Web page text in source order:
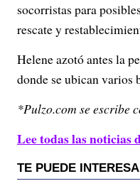
socorristas para
rescate y
Helene azotó antes la
donde se ubican varios
*Pulzo.com se escribe
Lee todas las noticias